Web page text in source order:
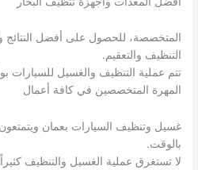
المتخصصة، للحصول على أفضل
التنظيف والتعقيم.
تتم عملية التنظيف والغسيل للسيارات
المهرة المتخصصين في كافة أعمال
غسيل وتنظيف السيارات بعمان ويتمتعون
بالوقت.
لا تستغرق عملية الغسيل والتنظيف